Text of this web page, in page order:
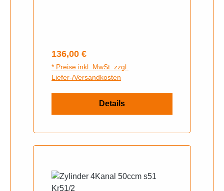
Regulärer Preis:
136,00 €
* Preise inkl. MwSt. zzgl.
Liefer-/Versandkosten
Details